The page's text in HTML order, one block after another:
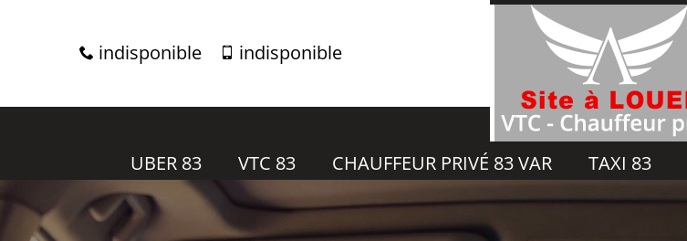
indisponible indisponible
UBER 83 VTC 83 CHAUFFEUR PRIVÉ 83 VAR TAXI 83